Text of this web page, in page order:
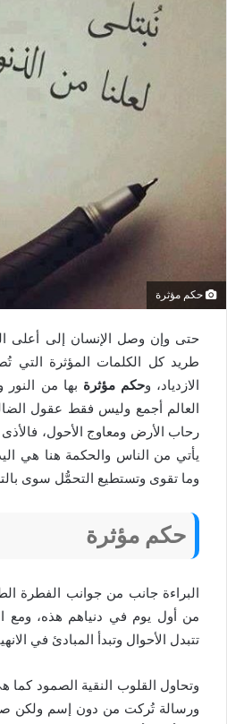
حكم مؤثرة
حتى وإن وصل الإنسان إلى أعلى
طريد كل الكلمات المؤثرة التي
الازدياد، وحكم مؤثرة بها من
العالم أجمع وليس فقط عقول
رحاب الأرض ومعاوج الأحول،
يأتي من الناس والحكمة هنا هي
وما تقوى وتستطيع التحمُّل سوى
حكم مؤثرة
البراءة جانب من جوانب الفطرة
من أول يوم في دنياهم هذه، ومع
تتبدل الأحوال وتبدأ المبادئ في
وتحاول القلوب النقية الصمود
ورسالة تُركت من دون إسم ولكن